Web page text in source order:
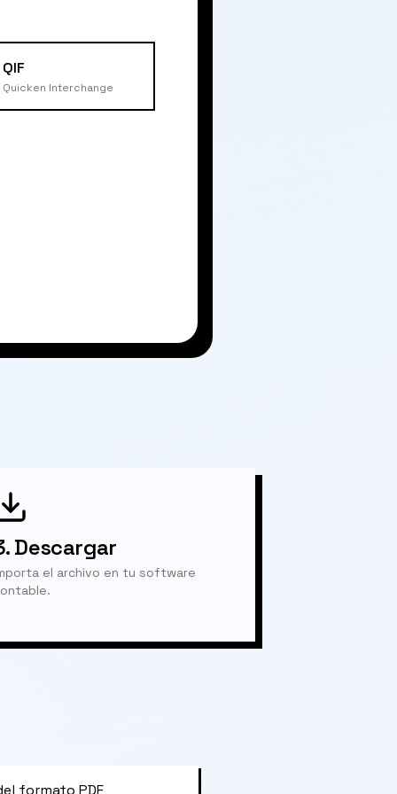
QIF
Quicken Interchange
Descargar
el archivo en tu software
formato PDF